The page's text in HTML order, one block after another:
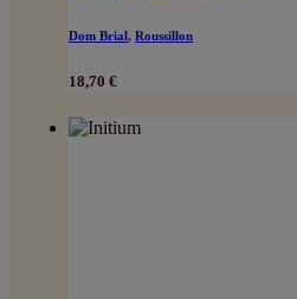
Dom Brial, Roussillon
18,70 €